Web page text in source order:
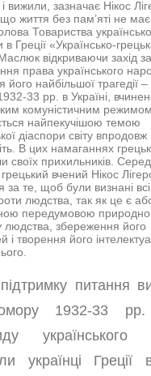
вижили, зазначає Нікос
життя без пам’яті не
Товариства
в Греції «Українсько-
відкриваючи захід
права українського
його найбільшої трагедії
33 рр. в Україні,
комуністичним
найпекучішою темою
діаспори світу впродовж
В цих намаганнях
своїх прихильників.
вчений Нікос
за те, щоб були визнані
людства, так як це є
передумовою
людства, збереження його
і творення його
питання
1932-33
українського
українці Греції